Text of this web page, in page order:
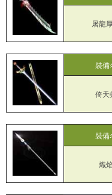
屠龍
裝備
倚天
裝備
熾